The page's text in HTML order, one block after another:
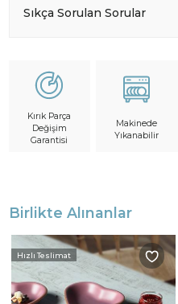
Sıkça Sorulan Sorular
Kırık Parça
Değişim
Garantisi
Makinede
Yıkanabilir
Birlikte Alınanlar
Hızlı Teslimat